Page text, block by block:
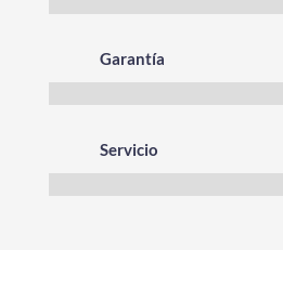
Garantía
Servicio